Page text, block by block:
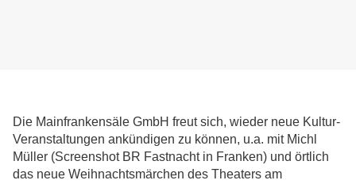
Die Mainfrankensäle GmbH freut sich, wieder neue Kultur-
Veranstaltungen ankündigen zu können, u.a. mit Michl
Müller (Screenshot BR Fastnacht in Franken) und örtlich
das neue Weihnachtsmärchen des Theaters am